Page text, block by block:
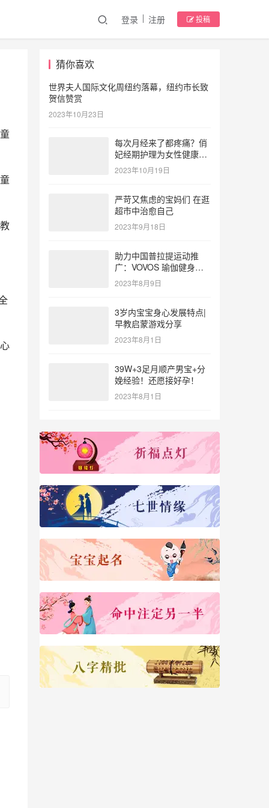
登录 注册 投稿
猜你喜欢
世界夫人国际文化周纽约落幕，纽约市长致
贺信赞赏
2023年10月23日
每次月经来了都疼痛？俏
妃经期护理为女性健康护
航
2023年10月19日
严苛又焦虑的宝妈们 在逛
超市中治愈自己
2023年9月18日
助力中国普拉提运动推
广：VOVOS 瑜伽健身服
参与北体大专业普拉提教
练培训
2023年8月9日
3岁内宝宝身心发展特点|
早教启蒙游戏分享
2023年8月1日
39W+3足月顺产男宝+分
娩经验！还愿接好孕！
2023年8月1日